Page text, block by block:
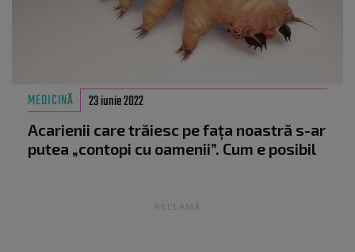
MEDICINĂ 23 iunie 2022
Acarienii care trăiesc pe fața noastră s-ar
putea „contopi cu oamenii”. Cum e posibil
RECLAMĂ